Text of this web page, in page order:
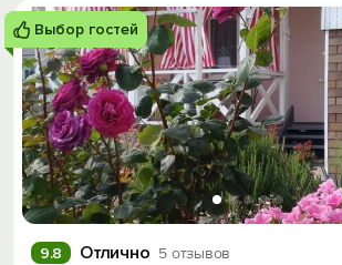
Выбор гостей
Отлично 5 отзывов
9.8